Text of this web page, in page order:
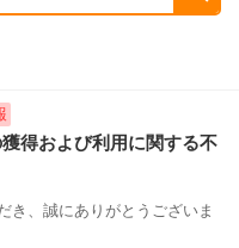
得および利用に関する不
き、誠にありがとうございま